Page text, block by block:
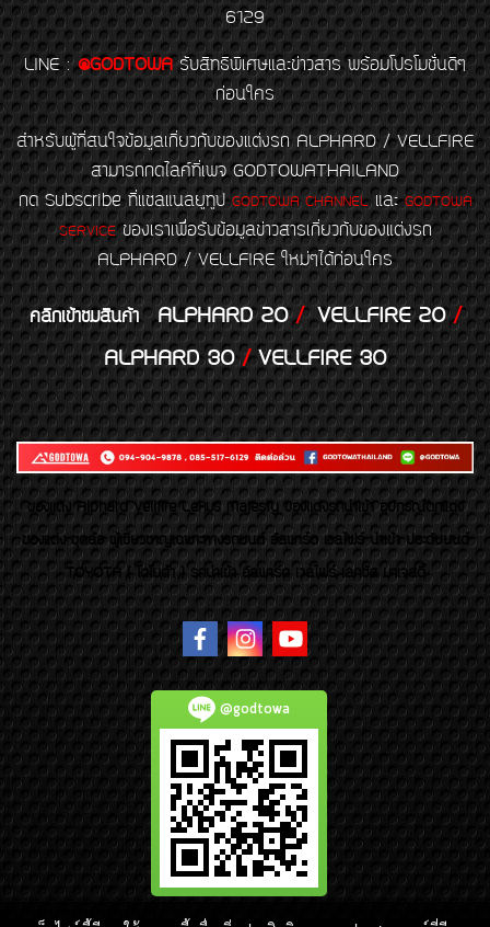
6129
LINE : @GODTOWA รับสิทธิพิเศษและข่าวสาร พร้อมโปรโมชั่นดีๆ
ก่อนใคร
สำหรับผู้ที่สนใจข้อมูลเกี่ยวกับของแต่งรถ ALPHARD / VELLFIRE
สามารถกดไลค์ที่เพจ GODTOWATHAILAND
กด Subscribe ที่แชลแนลยูทูป GODTOWA CHANNELและGODTOWA
SERVICEของเราเพื่อรับข้อมูลข่าวสารเกี่ยวกับของแต่งรถ
ALPHARD / VELLFIRE ใหม่ๆได้ก่อนใคร
คลิกเข้าชมสินค้า ALPHARD 20/VELLFIRE 20/
ALPHARD 30/VELLFIRE 30
ของเเต่ง Alphard Vellfire Lexus Majesty ของเเต่งรถนำเข้า อุปกรณ์ตกแต่ง
ของแต่ง ชุดล้อ ผู้เชี่ยวชาญเฉพาะทางรถยนต์ อัลพาร์ด เวลไฟร์ นำเข้า ประดับยนต์
TOYOTA ( โตโยต้า ) รถนำเข้า อัลพาร์ด เวลไฟร์ เลกซัส มาเจสตี้
@godtowa